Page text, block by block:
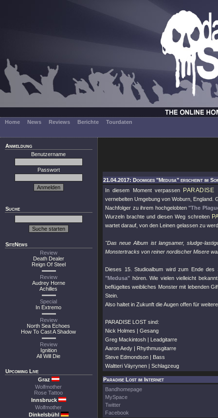
Home News Reviews Berichte Tourdaten
Anmeldung
Benutzername
Passwort
Suche
SiteNews
Review
Death Dealer
Reign Of Steel
Review
Audrey Horne
Achilles
Special
In Extremo
Review
North Sea Echoes
How To Cast A Shadow
Review
Ignition
All Will Die
Upcoming Live
Graz
Wolfmother
Rose Tattoo
Innsbruck
Wolfmother
Dinkelsbühl
21.04.2017: Doomiges "Medusa" erscheint im
In diesem Moment verpassen
PARADISE
vernebelten Umgebung von Woburn, England.
Nachfolger zu ihrem hochgelobten"The
Wurzeln brachte und diesen Weg schreiten
wartet darauf, von den Leinen gelassen zu
"Das neue Album ist langsamer, sludge-
Monstertracks von reiner nordischer Misere
Dieses 15. Studioalbum wird zum Ende
"Medusa" hören. Wie vielen vielleicht
beflügeltes weibliches Monster mit lebenden
Stein.
Also haltet in Zukunft die Augen offen für
PARADISE LOST sind:
Nick Holmes | Gesang
Greg Mackintosh | Leadgitarre
Aaron Aedy | Rhythmusgitarre
Steve Edmondson | Bass
Waltteri Väyrynen | Schlagzeug
Paradise Lost im Internet
Bandhomepage
MySpace
Twitter
Facebook